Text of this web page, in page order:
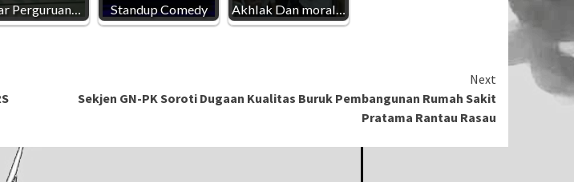
Perguruan…
Standup Comedy
Akhlak Dan moral…
Next
Sekjen GN-PK Soroti Dugaan Kualitas Buruk Pembangunan Rumah Sakit
Pratama Rantau Rasau